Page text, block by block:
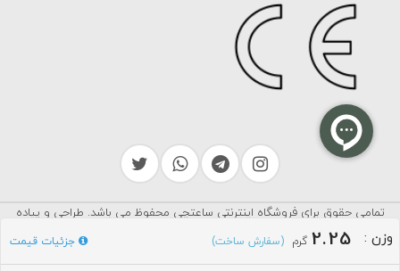
وزن :
2.25 گرم (سفارش ساخت) جزئیات قیمت
تمامی حقوق برای فروشگاه اینترنتی ساعتچی محفوظ می باشد. طراحی و پیاده
سازی توسط